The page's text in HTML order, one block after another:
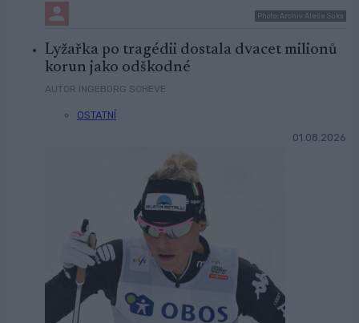
Photo: Archiv Aleše Suka
Lyžařka po tragédii dostala dvacet milionů
korun jako odškodné
AUTOR INGEBORG SCHEVE
OSTATNÍ
01.08.2026